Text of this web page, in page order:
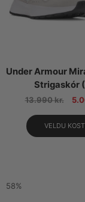
Under Armour
Strigaskór
13.990kr.
VELDU
58%